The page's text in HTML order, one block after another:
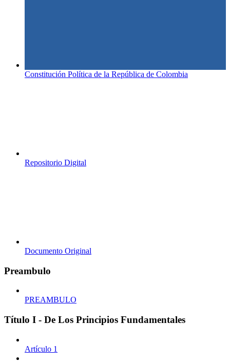
Constitución Política de la República de Colombia
Repositorio Digital
Documento Original
Preambulo
PREAMBULO
Título I - De Los Principios Fundamentales
Artículo 1